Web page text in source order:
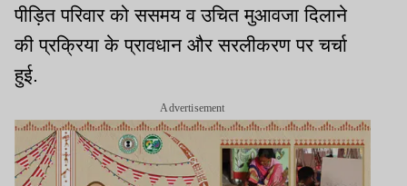
पीड़ित परिवार को ससमय व उचित मुआवजा दिलाने
की प्रक्रिया के प्रावधान और सरलीकरण पर चर्चा
हुई.
Advertisement